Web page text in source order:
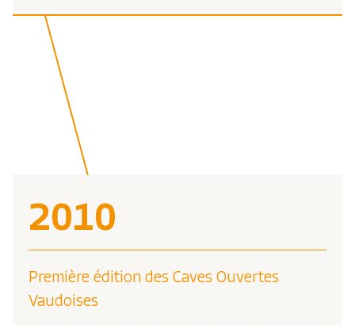
2010
Première édition des Caves Ouvertes
Vaudoises